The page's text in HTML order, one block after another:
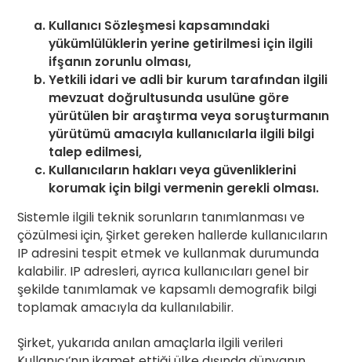
Kullanıcı Sözleşmesi kapsamındaki
yükümlülüklerin yerine getirilmesi için ilgili
ifşanın zorunlu olması,
Yetkili idari ve adli bir kurum tarafından ilgili
mevzuat doğrultusunda usulüne göre
yürütülen bir araştırma veya soruşturmanın
yürütümü amacıyla kullanıcılarla ilgili bilgi
talep edilmesi,
Kullanıcıların hakları veya güvenliklerini
korumak için bilgi vermenin gerekli olması.
Sistemle ilgili teknik sorunların tanımlanması ve
çözülmesi için, Şirket gereken hallerde kullanıcıların
IP adresini tespit etmek ve kullanmak durumunda
kalabilir. IP adresleri, ayrıca kullanıcıları genel bir
şekilde tanımlamak ve kapsamlı demografik bilgi
toplamak amacıyla da kullanılabilir.
Şirket, yukarıda anılan amaçlarla ilgili verileri